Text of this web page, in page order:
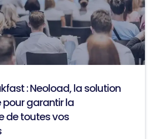
: Neoload, la solution
pour garantir la
de toutes vos